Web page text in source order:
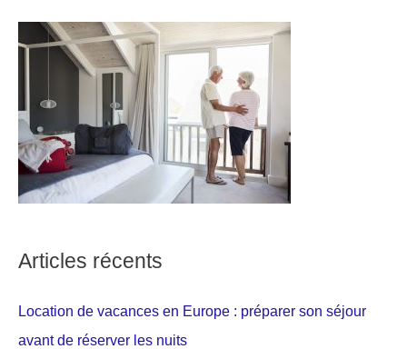
Articles récents
Location de vacances en Europe : préparer son séjour
avant de réserver les nuits